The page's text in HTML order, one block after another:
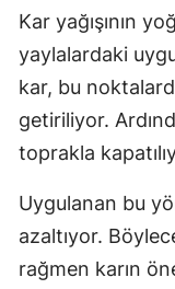
Kar yağışının
yaylalardaki
kar, bu
getiriliyor.
toprakla
Uygulanan bu
azaltıyor.
rağmen karın